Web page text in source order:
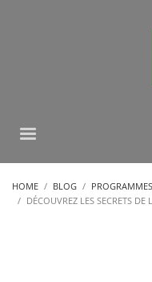
HOME BLOG
DÉCOUVREZ LES SECRETS